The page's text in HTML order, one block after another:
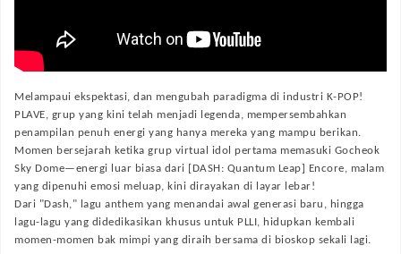
Melampaui ekspektasi, dan mengubah paradigma di industri K-POP!
PLAVE, grup yang kini telah menjadi legenda, mempersembahkan
penampilan penuh energi yang hanya mereka yang mampu berikan.
Momen bersejarah ketika grup virtual idol pertama memasuki Gocheok
Sky Dome—energi luar biasa dari [DASH: Quantum Leap] Encore, malam
yang dipenuhi emosi meluap, kini dirayakan di layar lebar!
Dari "Dash," lagu anthem yang menandai awal generasi baru, hingga
lagu-lagu yang didedikasikan khusus untuk PLLI, hidupkan kembali
momen-momen bak mimpi yang diraih bersama di bioskop sekali lagi.